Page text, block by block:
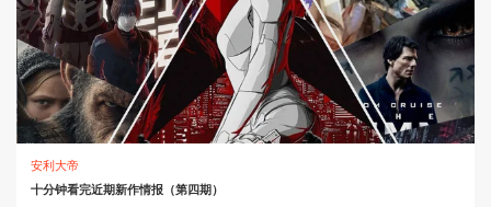
安利大帝
十分钟看完近期新作情报（第四期）